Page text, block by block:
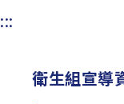
:::
衛生組宣導